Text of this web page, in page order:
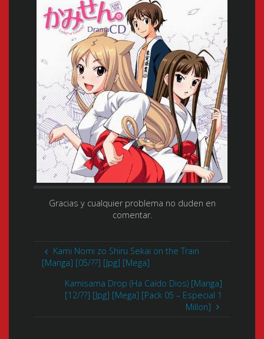
Gracias y cualquier problema no duden en
comentar.
Kami Nomi zo Shiru Sekai on the Train
[Manga] [05/??] [Jpg] [Mega]
Kamisama Drop (Ha Caído Dios) [Manga]
[12/??] [Jpg] [Mega] [Pack 05 – Especial 1
Millon]